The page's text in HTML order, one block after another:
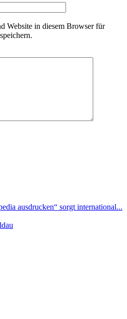
Website in diesem Browser für
ausdrucken“ sorgt international...